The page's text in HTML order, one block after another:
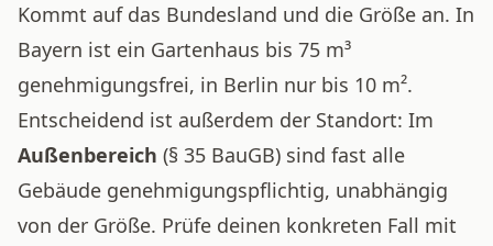
Kommt auf das Bundesland und die Größe an. In
Bayern ist ein Gartenhaus bis 75 m³
genehmigungsfrei, in Berlin nur bis 10 m².
Entscheidend ist außerdem der Standort: Im
Außenbereich (§ 35 BauGB) sind fast alle
Gebäude genehmigungspflichtig, unabhängig
von der Größe. Prüfe deinen konkreten Fall mit